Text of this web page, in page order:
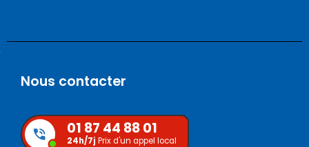
Nous contacter
01 87 44 88 01
24h/7j Prix d'un appel local